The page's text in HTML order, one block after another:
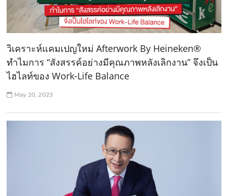
วิเคราะห์แคมเปญใหม่ Afterwork By Heineken®
ทำไมการ “สังสรรค์อย่างมีคุณภาพหลังเลิกงาน” จึงเป็น
ไฮไลท์ของ Work-Life Balance
May 20, 2023